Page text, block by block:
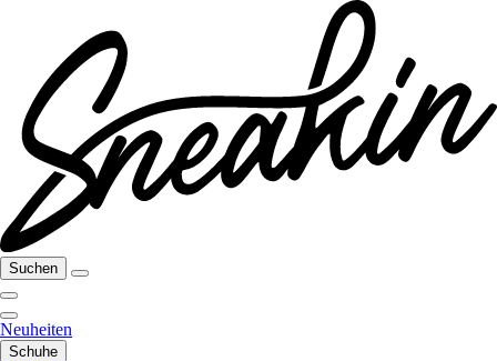
Suchen
Neuheiten
Schuhe